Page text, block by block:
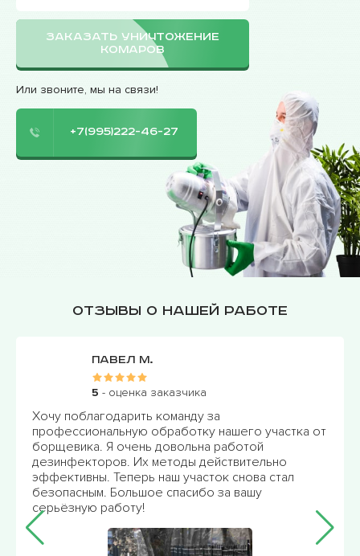
ЗАКАЗАТЬ УНИЧТОЖЕНИЕ
КОМАРОВ
Или звоните, мы на связи!
+7(995)222-46-27
Отзывы о нашей работе
нашего участка от
работой
действительно
снова стал
за вашу
Очень благодарен команде
профессиональную обработку
насекомых. Теперь я могу
наслаждаться дачей без
отметить высокое качество
дезинфекторов. Менеджер
связи и готов ответить на